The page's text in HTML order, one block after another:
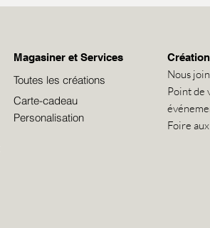
Magasiner et Services
Toutes les créations
Carte-cadeau
Personalisation
Nous
Point de
Foire